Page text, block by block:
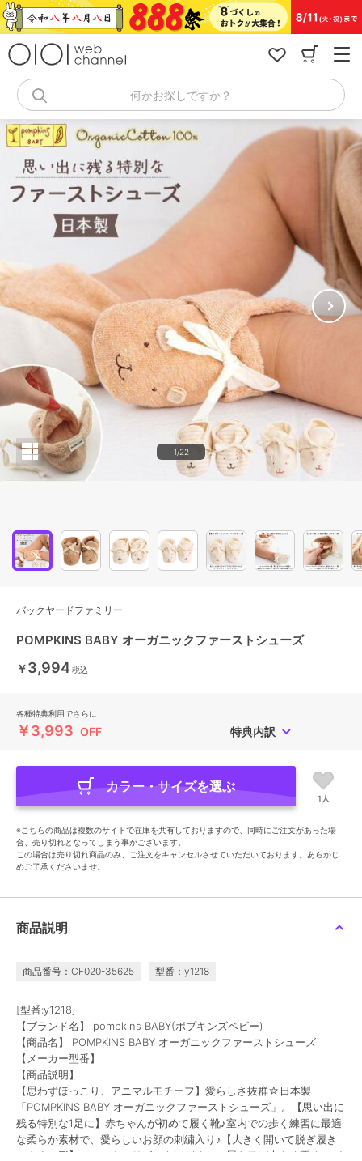
コ
ン
キ
何かお探しですか？
1/22
バックヤードファミリー
POMPKINS BABY オーガニックファーストシューズ
￥3,994 税込
各種特典利用でさらに
￥3,993 OFF 特典内訳
カラー・サイズを選ぶ
1人
※こちらの商品は複数のサイトで在庫を共有しておりますので、同時にご注文があった場
合、売り切れとなってしまう事がございます。
この場合は売り切れ商品のみ、ご注文をキャンセルさせていただいております。あらかじ
めご了承くださいませ。
商品説明
商品番号：CF020-35625 型番：y1218
[型番:y1218]
【ブランド名】 pompkins BABY(ポプキンズベビー)
【商品名】 POMPKINS BABY オーガニックファーストシューズ
【メーカー型番】
【商品説明】
【思わずほっこり、アニマルモチーフ】愛らしさ抜群☆日本製
「POMPKINS BABY オーガニックファーストシューズ」。【思い出に
残る特別な1足に】赤ちゃんが初めて履く靴♪室内での歩く練習に最適
な柔らか素材で、愛らしいお顔の刺繍入り♪【大きく開いて脱ぎ履き
しやすい形】フロントのリボンをほどくと、履き口が大きく開く！パ